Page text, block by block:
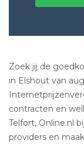
Zoek jij de
in Elshout van
contracten en
Telfort, Online.nl
providers en